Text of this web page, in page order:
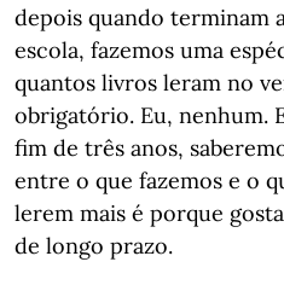
depois quando terminam
escola, fazemos uma
quantos livros leram no
obrigatório. Eu, nenhum.
fim de três anos,
entre o que fazemos e o
lerem mais é porque
de longo prazo.